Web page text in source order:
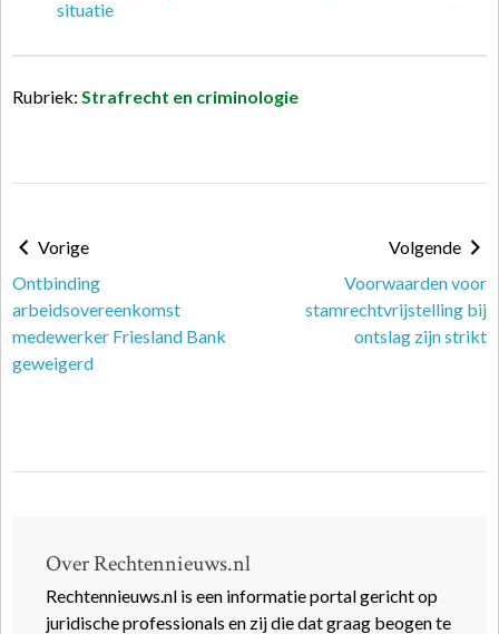
situatie
Rubriek: Strafrecht en criminologie
Vorige
Ontbinding
arbeidsovereenkomst
medewerker Friesland Bank
geweigerd
Volgende
Voorwaarden voor
stamrechtvrijstelling bij
ontslag zijn strikt
Over Rechtennieuws.nl
Rechtennieuws.nl is een informatie portal gericht op
juridische professionals en zij die dat graag beogen te